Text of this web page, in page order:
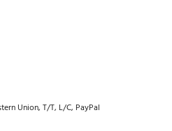
Union, T/T, L/C, PayPal